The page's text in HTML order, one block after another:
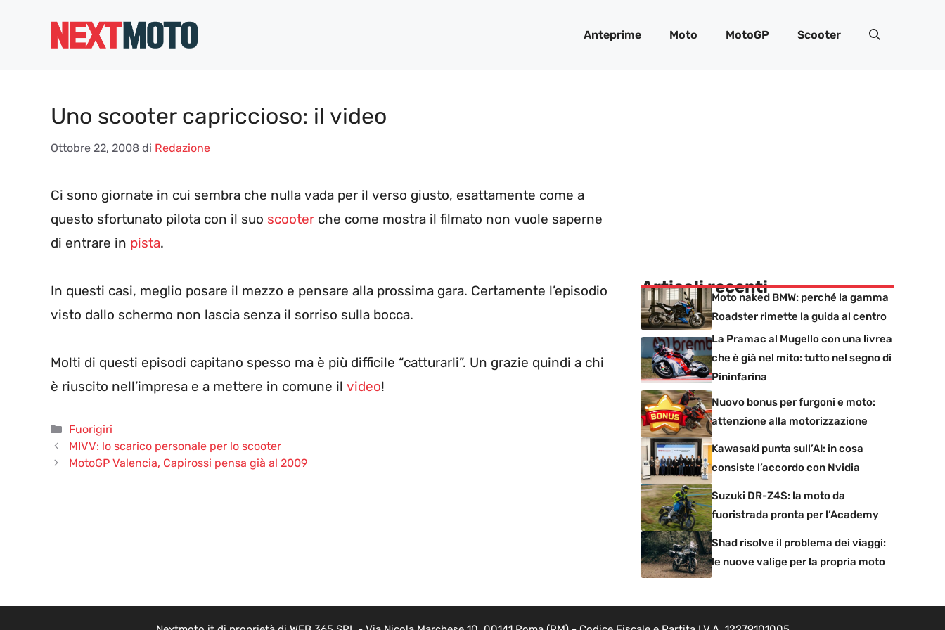
Anteprime Moto MotoGP Scooter
Uno scooter capriccioso: il video
Ottobre 22, 2008 di Redazione
Ci sono giornate in cui sembra che nulla vada per il verso giusto, esattamente come a
questo sfortunato pilota con il suo scooter che come mostra il filmato non vuole saperne
di entrare in pista.
In questi casi, meglio posare il mezzo e pensare alla prossima gara. Certamente l’episodio
visto dallo schermo non lascia senza il sorriso sulla bocca.
Molti di questi episodi capitano spesso ma è più difficile “catturarli”. Un grazie quindi a chi
è riuscito nell’impresa e a mettere in comune il video!
Categorie
Fuorigiri
MIVV: lo scarico personale per lo scooter
MotoGP Valencia, Capirossi pensa già al 2009
Articoli recenti
Moto naked BMW: perché la gamma
Roadster rimette la guida al centro
La Pramac al Mugello con una livrea
che è già nel mito: tutto nel segno di
Pininfarina
Nuovo bonus per furgoni e moto:
attenzione alla motorizzazione
Kawasaki punta sull’AI: in cosa
consiste l’accordo con Nvidia
Suzuki DR-Z4S: la moto da
fuoristrada pronta per l’Academy
Shad risolve il problema dei viaggi:
le nuove valige per la propria moto